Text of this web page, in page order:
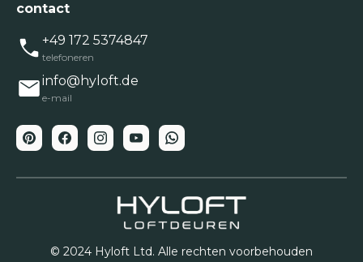
contact
+49 172 5374847
telefoneren
info@hyloft.de
e-mail
© 2024 Hyloft Ltd. Alle rechten voorbehouden